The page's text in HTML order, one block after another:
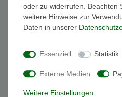
In
Miamar
oder zu widerrufen. Beachten
weitere Hinweise zur
Daten in unserer
Essenziell Statistik
Externe Medien
Weitere Einstellungen